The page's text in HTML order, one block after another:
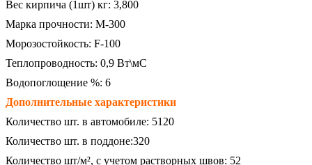
Вес кирпича (1шт) кг: 3,800
Марка прочности: М-300
Морозостойкость: F-100
Теплопроводность: 0,9 Вт\мС
Водопоглощение %: 6
Дополнительные характеристики
Количество шт. в автомобиле: 5120
Количество шт. в поддоне:320
Количество шт/м², с учетом растворных швов: 52